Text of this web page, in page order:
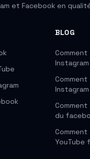
et Facebook en
BLOG
du
YouTube